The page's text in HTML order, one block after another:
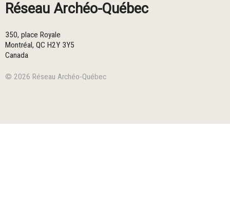
Réseau Archéo-Québec
350, place Royale
Montréal, QC H2Y 3Y5
Canada
© 2026 Réseau Archéo-Québec